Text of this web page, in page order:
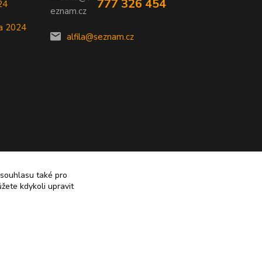
2024
777 326 454
alfila@seznam.cz
také pro
kdykoli upravit